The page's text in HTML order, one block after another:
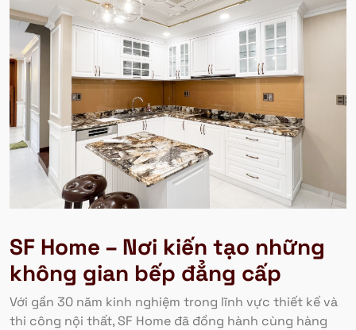
SF Home – Nơi kiến tạo những
không gian bếp đẳng cấp
Với gần 30 năm kinh nghiệm trong lĩnh vực thiết kế và
thi công nội thất, SF Home đã đồng hành cùng hàng